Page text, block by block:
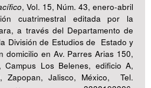
, Vol. 15, Núm. 43, enero-abril
cuatrimestral editada por la
a través del Departamento de
División de Estudios de Estado y
domicilio en Av. Parres Arias 150,
Campus Los Belenes, edificio A,
Zapopan, Jalisco, México, Tel.